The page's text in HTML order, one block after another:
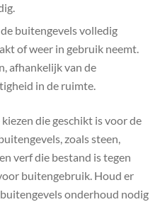
buitengevels volledig
of weer in gebruik neemt.
afhankelijk van de
in de ruimte.
die geschikt is voor de
zoals steen,
verf die bestand is tegen
buitengebruik. Houd er
onderhoud nodig